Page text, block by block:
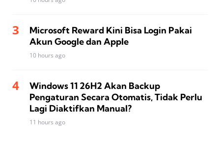
Microsoft Reward Kini Bisa Login Pakai
Akun Google dan Apple
10 hours ago
Windows 11 26H2 Akan Backup
Pengaturan Secara Otomatis, Tidak Perlu
Lagi Diaktifkan Manual?
11 hours ago